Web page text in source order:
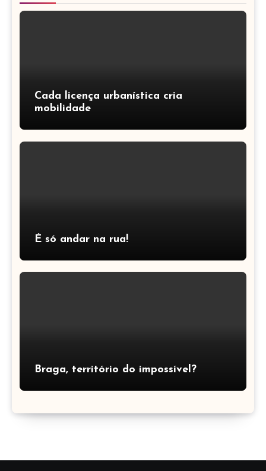
Cada licença urbanística cria
mobilidade
É só andar na rua!
Braga, território do impossível?